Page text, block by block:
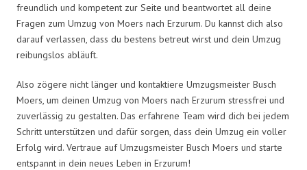
freundlich und kompetent zur Seite und beantwortet all deine
Fragen zum Umzug von Moers nach Erzurum. Du kannst dich also
darauf verlassen, dass du bestens betreut wirst und dein Umzug
reibungslos abläuft.
Also zögere nicht länger und kontaktiere Umzugsmeister Busch
Moers, um deinen Umzug von Moers nach Erzurum stressfrei und
zuverlässig zu gestalten. Das erfahrene Team wird dich bei jedem
Schritt unterstützen und dafür sorgen, dass dein Umzug ein voller
Erfolg wird. Vertraue auf Umzugsmeister Busch Moers und starte
entspannt in dein neues Leben in Erzurum!